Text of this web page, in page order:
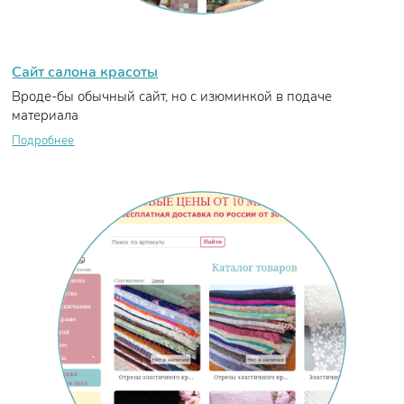
Сайт салона красоты
Вроде-бы обычный сайт, но с изюминкой в подаче
материала
Подробнее